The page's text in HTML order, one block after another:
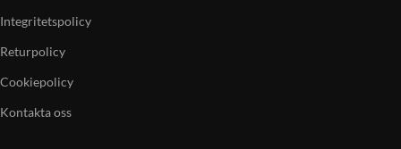
Integritetspolicy
Returpolicy
Cookiepolicy
Kontakta oss